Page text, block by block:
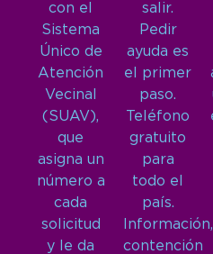
con el
Sistema
Único de
Atención
Vecinal
(SUAV),
que
asigna un
número a
cada
solicitud
y le da
salir.
Pedir
ayuda es
el primer
paso.
Teléfono
gratuito
para
todo el
país.
Información,
contención